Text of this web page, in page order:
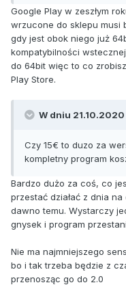
Google Play w zeszłym
wrzucone do sklepu musi
gdy jest obok niego już
kompatybilności
do 64bit więc to co
Play Store.
W dniu 21.10.2020
Czy 15€ to duzo za
kompletny program
Bardzo dużo za coś, co
przestać działać z dnia na
dawno temu. Wystarczy
gnysek i program
Nie ma najmniejszego
bo i tak trzeba będzie z
przenosząc go do 2.0